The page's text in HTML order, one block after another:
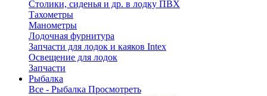
Столики, сиденья и др. в лодку ПВХ
Тахометры
Манометры
Лодочная фурнитура
Запчасти для лодок и каяков Intex
Освещение для лодок
Запчасти
Рыбалка
Все - Рыбалка Просмотреть